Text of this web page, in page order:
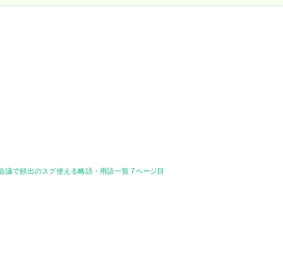
議で頻出のスグ使える略語・用語一覧 7ページ目